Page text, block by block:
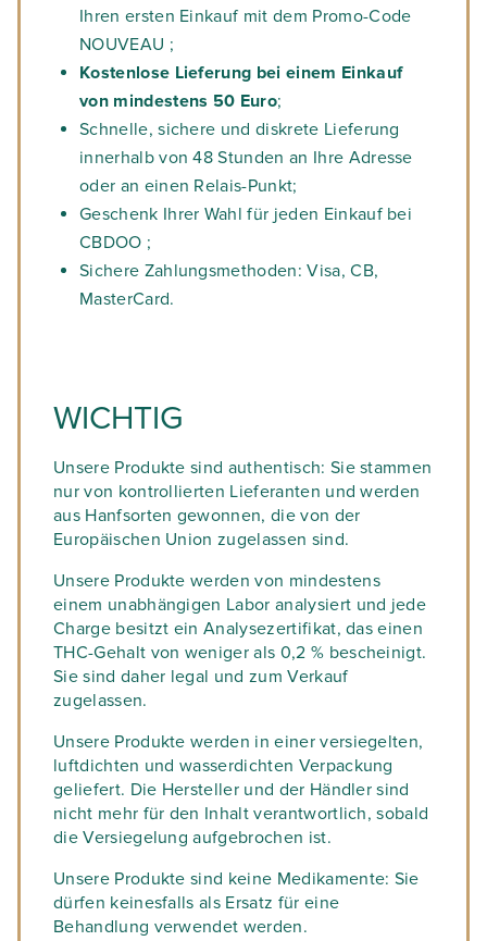
Ihren ersten Einkauf mit dem Promo-Code
NOUVEAU ;
Kostenlose Lieferung bei einem Einkauf
von mindestens 50 Euro;
Schnelle, sichere und diskrete Lieferung
innerhalb von 48 Stunden an Ihre Adresse
oder an einen Relais-Punkt;
Geschenk Ihrer Wahl für jeden Einkauf bei
CBDOO ;
Sichere Zahlungsmethoden: Visa, CB,
MasterCard.
WICHTIG
Unsere Produkte sind authentisch: Sie stammen
nur von kontrollierten Lieferanten und werden
aus Hanfsorten gewonnen, die von der
Europäischen Union zugelassen sind.
Unsere Produkte werden von mindestens
einem unabhängigen Labor analysiert und jede
Charge besitzt ein Analysezertifikat, das einen
THC-Gehalt von weniger als 0,2 % bescheinigt.
Sie sind daher legal und zum Verkauf
zugelassen.
Unsere Produkte werden in einer versiegelten,
luftdichten und wasserdichten Verpackung
geliefert. Die Hersteller und der Händler sind
nicht mehr für den Inhalt verantwortlich, sobald
die Versiegelung aufgebrochen ist.
Unsere Produkte sind keine Medikamente: Sie
dürfen keinesfalls als Ersatz für eine
Behandlung verwendet werden.